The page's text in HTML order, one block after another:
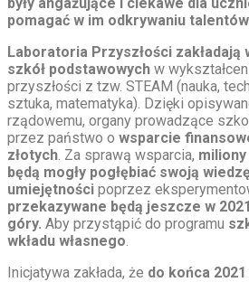
pomagać w im odkrywaniu
Laboratoria Przyszłości
szkół podstawowych w
przyszłości z tzw. STEAM (nauka,
sztuka, matematyka). Dzięki
rządowemu, organy prowadzące
przez państwo o wsparcie
złotych. Za sprawą wsparcia,
będą mogły pogłębiać swoją
umiejętności poprzez
przekazywane będą jeszcze w
góry. Aby przystąpić do programu
wkładu własnego.
Inicjatywa zakłada, że do końca